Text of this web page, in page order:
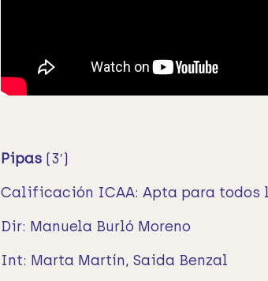
Pipas (3′)
Calificación ICAA: Apta para todos
Dir: Manuela Burló Moreno
Int: Marta Martín, Saida Benzal